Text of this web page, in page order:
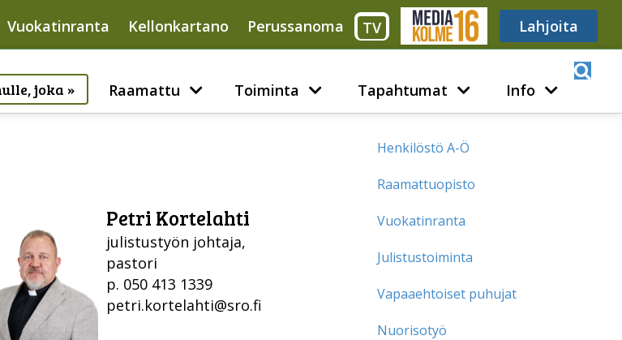
Vuokatinranta Kellonkartano Perussanoma TV Media316 Lahjoita
joka » Raamattu Toiminta Tapahtumat Info
Petri Kortelahti
julistustyön johtaja,
pastori
p. 050 413 1339
petri.kortelahti@sro.fi
Henkilöstö A-Ö
Raamattuopisto
Vuokatinranta
Julistustoiminta
Vapaaehtoiset puhujat
Nuorisotyö